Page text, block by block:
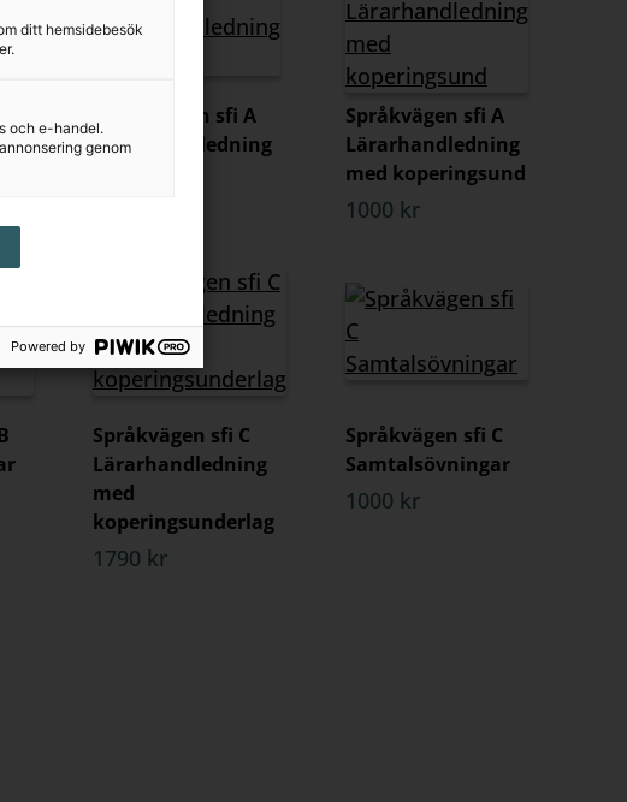
Språkvägen sfi A
Lärarhandledning
Språkvägen sfi A
Lärarhandledning
med koperingsund
1000 kr
Språkvägen sfi C
Lärarhandledning
med
koperingsunderlag
1790 kr
Språkvägen sfi C
Samtalsövningar
1000 kr
ditt hemsidebesök
och e-handel.
genom
Powered by